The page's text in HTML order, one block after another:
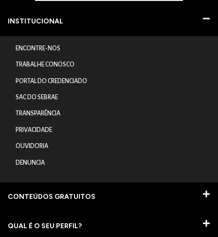
INSTITUCIONAL
ENCONTRE-NOS
TRABALHE CONOSCO
PORTAL DO CREDENCIADO
SAC DO SEBRAE
TRANSPARÊNCIA
PRIVACIDADE
OUVIDORIA
DENUNCIA
CONTEÚDOS GRATUITOS
QUAL É O SEU PERFIL?